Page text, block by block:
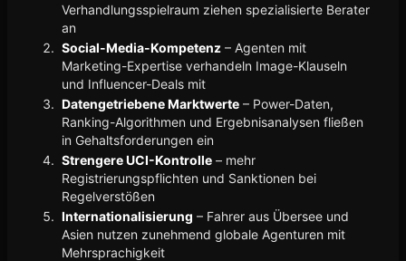
Verhandlungsspielraum ziehen spezialisierte Berater
an
Social-Media-Kompetenz – Agenten mit
Marketing-Expertise verhandeln Image-Klauseln
und Influencer-Deals mit
Datengetriebene Marktwerte – Power-Daten,
Ranking-Algorithmen und Ergebnisanalysen fließen
in Gehaltsforderungen ein
Strengere UCI-Kontrolle – mehr
Registrierungspflichten und Sanktionen bei
Regelverstößen
Internationalisierung – Fahrer aus Übersee und
Asien nutzen zunehmend globale Agenturen mit
Mehrsprachigkeit